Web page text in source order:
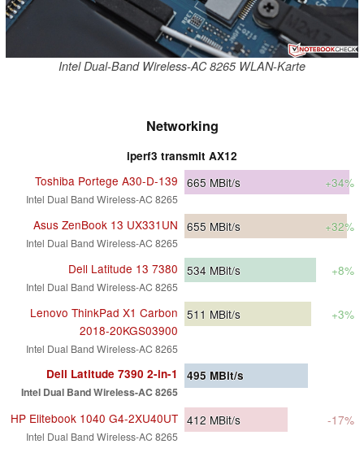
Intel Dual-Band Wireless-AC 8265 WLAN-Karte
Networking
iperf3 transmit AX12
Toshiba Portege A30-D-139
Intel Dual Band Wireless-AC 8265
665 MBit/s +34%
Asus ZenBook 13 UX331UN
Intel Dual Band Wireless-AC 8265
655 MBit/s +32%
Dell Latitude 13 7380
Intel Dual Band Wireless-AC 8265
534 MBit/s +8%
Lenovo ThinkPad X1 Carbon
2018-20KGS03900
Intel Dual Band Wireless-AC 8265
511 MBit/s +3%
Dell Latitude 7390 2-in-1
Intel Dual Band Wireless-AC 8265
495 MBit/s
HP Elitebook 1040 G4-2XU40UT
Intel Dual Band Wireless-AC 8265
412 MBit/s -17%